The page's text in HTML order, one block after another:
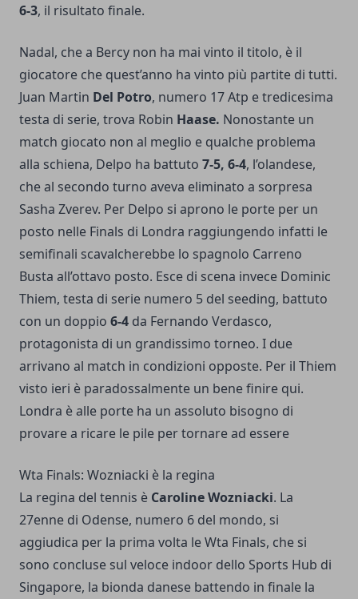
6-3, il risultato finale.
Nadal, che a Bercy non ha mai vinto il titolo, è il
giocatore che quest’anno ha vinto più partite di tutti.
Juan Martin Del Potro, numero 17 Atp e tredicesima
testa di serie, trova Robin Haase. Nonostante un
match giocato non al meglio e qualche problema
alla schiena, Delpo ha battuto 7-5, 6-4, l’olandese,
che al secondo turno aveva eliminato a sorpresa
Sasha Zverev. Per Delpo si aprono le porte per un
posto nelle Finals di Londra raggiungendo infatti le
semifinali scavalcherebbe lo spagnolo Carreno
Busta all’ottavo posto. Esce di scena invece Dominic
Thiem, testa di serie numero 5 del seeding, battuto
con un doppio 6-4 da Fernando Verdasco,
protagonista di un grandissimo torneo. I due
arrivano al match in condizioni opposte. Per il Thiem
visto ieri è paradossalmente un bene finire qui.
Londra è alle porte ha un assoluto bisogno di
provare a ricare le pile per tornare ad essere
Wta Finals: Wozniacki è la regina
La regina del tennis è Caroline Wozniacki. La
27enne di Odense, numero 6 del mondo, si
aggiudica per la prima volta le Wta Finals, che si
sono concluse sul veloce indoor dello Sports Hub di
Singapore, la bionda danese battendo in finale la